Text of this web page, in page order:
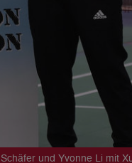
und Yvonne Li mit